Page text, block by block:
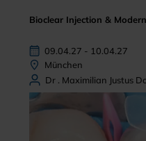
Bioclear Injection &
09.04.27 - 10.04.27
München
Dr . Maximilian Justus